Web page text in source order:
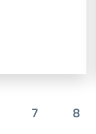
7 8